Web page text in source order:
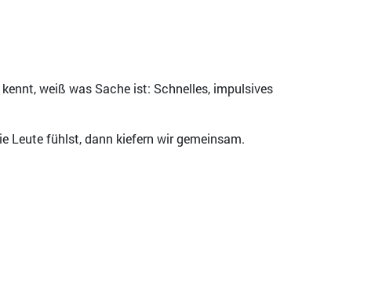
weiß was Sache ist: Schnelles, impulsives
Leute fühlst, dann kiefern wir gemeinsam.